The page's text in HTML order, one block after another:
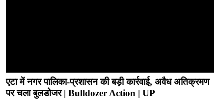
एटा में नगर पालिका-प्रशासन की बड़ी कार्रवाई, अवैध अतिक्रमण
पर चला बुलडोजर | Bulldozer Action | UP